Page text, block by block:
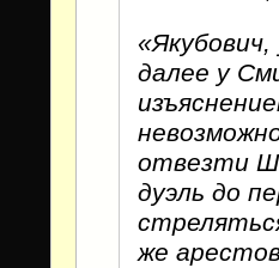
далее у
отвезти
дуэль до
же